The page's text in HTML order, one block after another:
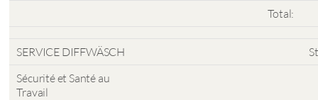
Total:
SERVICE DIFFWÄSCH
Sécurité et Santé au
Travail